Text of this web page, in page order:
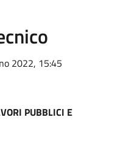
2022, 15:45
PUBBLICI E